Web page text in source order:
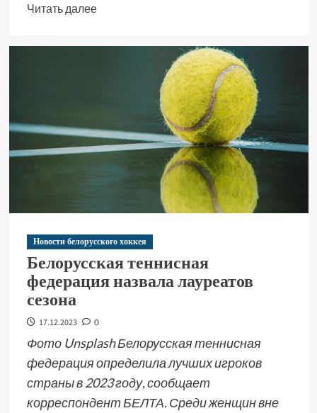
Читать далее
Новости белорусского хоккея
Белорусская теннисная
федерация назвала лауреатов
сезона
17.12.2023 0
Фото Unsplash Белорусская теннисная
федерация определила лучших игроков
страны в 2023 году, сообщает
корреспондент БЕЛТА. Среди женщин вне